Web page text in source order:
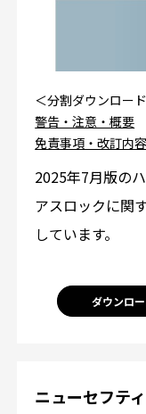
＜分割ダウンロー
警告・注意・概要
免責事項・改訂内容
2025年7月版の
アスロックに関
しています。
ダウンロ
ニューセフテ